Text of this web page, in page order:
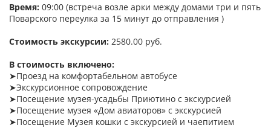
Время: 09:00 (встреча возле арки между домами три и пять
Поварского переулка за 15 минут до отправления )
Стоимость экскурсии: 2580.00 руб.
В стоимость включено:
➤Проезд на комфортабельном автобусе
➤Экскурсионное сопровождение
➤Посещение музея-усадьбы Приютино с экскурсией
➤Посещение музея «Дом авиаторов» с экскурсией
➤Посещение Музея кошки с экскурсией и чаепитием